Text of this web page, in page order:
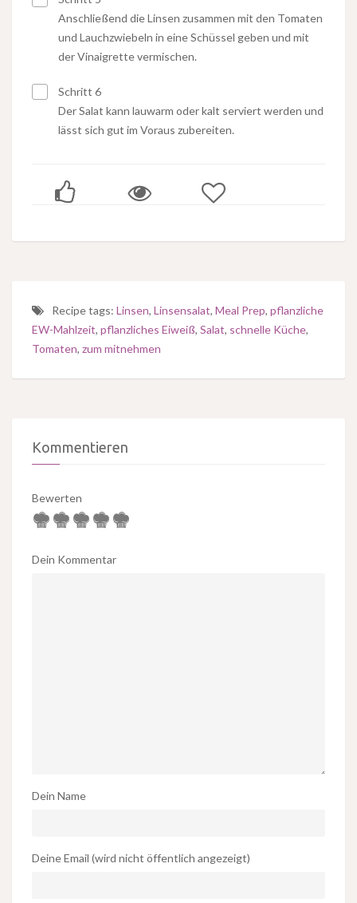
Anschließend die Linsen zusammen mit den Tomaten
und Lauchzwiebeln in eine Schüssel geben und mit
der Vinaigrette vermischen.
Schritt 6
Der Salat kann lauwarm oder kalt serviert werden und
lässt sich gut im Voraus zubereiten.
Recipe tags: Linsen, Linsensalat, Meal Prep, pflanzliche
EW-Mahlzeit, pflanzliches Eiweiß, Salat, schnelle Küche,
Tomaten, zum mitnehmen
Kommentieren
Bewerten
Dein Kommentar
Dein Name
Deine Email (wird nicht öffentlich angezeigt)